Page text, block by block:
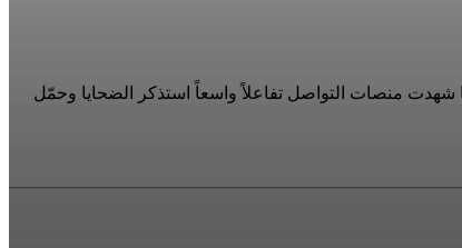
شهدت منصات التواصل تفاعلاً واسعاً استذكر الضحايا وحمّل